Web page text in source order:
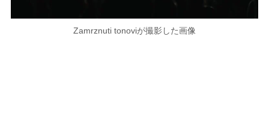
Zamrznuti tonoviが撮影した画像